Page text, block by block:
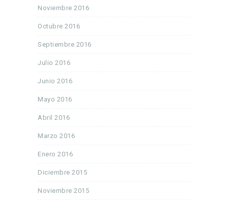
Noviembre 2016
Octubre 2016
Septiembre 2016
Julio 2016
Junio 2016
Mayo 2016
Abril 2016
Marzo 2016
Enero 2016
Diciembre 2015
Noviembre 2015